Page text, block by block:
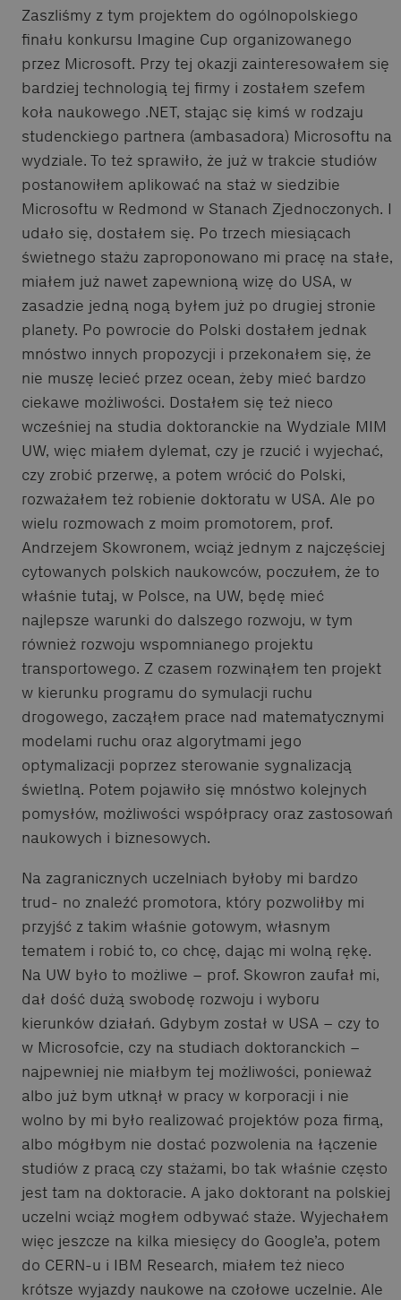
Zaszliśmy z tym projektem do ogólnopolskiego
finału konkursu Imagine Cup organizowanego
przez Microsoft. Przy tej okazji zainteresowałem się
bardziej technologią tej firmy i zostałem szefem
koła naukowego .NET, stając się kimś w rodzaju
studenckiego partnera (ambasadora) Microsoftu na
wydziale. To też sprawiło, że już w trakcie studiów
postanowiłem aplikować na staż w siedzibie
Microsoftu w Redmond w Stanach Zjednoczonych. I
udało się, dostałem się. Po trzech miesiącach
świetnego stażu zaproponowano mi pracę na stałe,
miałem już nawet zapewnioną wizę do USA, w
zasadzie jedną nogą byłem już po drugiej stronie
planety. Po powrocie do Polski dostałem jednak
mnóstwo innych propozycji i przekonałem się, że
nie muszę lecieć przez ocean, żeby mieć bardzo
ciekawe możliwości. Dostałem się też nieco
wcześniej na studia doktoranckie na Wydziale MIM
UW, więc miałem dylemat, czy je rzucić i wyjechać,
czy zrobić przerwę, a potem wrócić do Polski,
rozważałem też robienie doktoratu w USA. Ale po
wielu rozmowach z moim promotorem, prof.
Andrzejem Skowronem, wciąż jednym z najczęściej
cytowanych polskich naukowców, poczułem, że to
właśnie tutaj, w Polsce, na UW, będę mieć
najlepsze warunki do dalszego rozwoju, w tym
również rozwoju wspomnianego projektu
transportowego. Z czasem rozwinąłem ten projekt
w kierunku programu do symulacji ruchu
drogowego, zacząłem prace nad matematycznymi
modelami ruchu oraz algorytmami jego
optymalizacji poprzez sterowanie sygnalizacją
świetlną. Potem pojawiło się mnóstwo kolejnych
pomysłów, możliwości współpracy oraz zastosowań
naukowych i biznesowych.
Na zagranicznych uczelniach byłoby mi bardzo
trud- no znaleźć promotora, który pozwoliłby mi
przyjść z takim właśnie gotowym, własnym
tematem i robić to, co chcę, dając mi wolną rękę.
Na UW było to możliwe – prof. Skowron zaufał mi,
dał dość dużą swobodę rozwoju i wyboru
kierunków działań. Gdybym został w USA – czy to
w Microsofcie, czy na studiach doktoranckich –
najpewniej nie miałbym tej możliwości, ponieważ
albo już bym utknął w pracy w korporacji i nie
wolno by mi było realizować projektów poza firmą,
albo mógłbym nie dostać pozwolenia na łączenie
studiów z pracą czy stażami, bo tak właśnie często
jest tam na doktoracie. A jako doktorant na polskiej
uczelni wciąż mogłem odbywać staże. Wyjechałem
więc jeszcze na kilka miesięcy do Google’a, potem
do CERN-u i IBM Research, miałem też nieco
krótsze wyjazdy naukowe na czołowe uczelnie. Ale